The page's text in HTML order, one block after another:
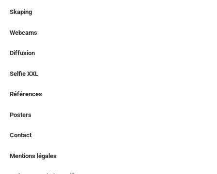
Skaping
Webcams
Diffusion
Selfie XXL
Références
Posters
Contact
Mentions légales